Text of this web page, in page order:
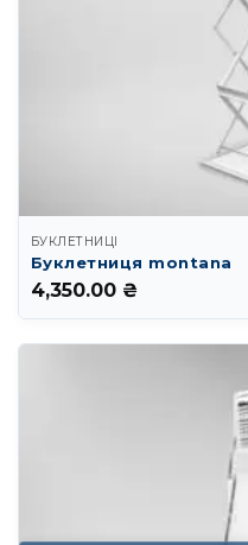
БУКЛЕТНИЦІ
Буклетниця montana
4,350.00 ₴